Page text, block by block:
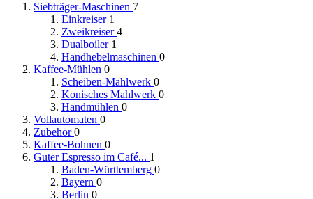
Siebträger-Maschinen 7
Einkreiser 1
Zweikreiser4
Dualboiler 1
Handhebelmaschinen 0
Kaffee-Mühlen 0
Scheiben-Mahlwerk 0
Konisches Mahlwerk 0
Handmühlen 0
Vollautomaten 0
Zubehör0
Kaffee-Bohnen 0
Guter Espresso im Café... 1
Baden-Württemberg 0
Bayern 0
Berlin 0